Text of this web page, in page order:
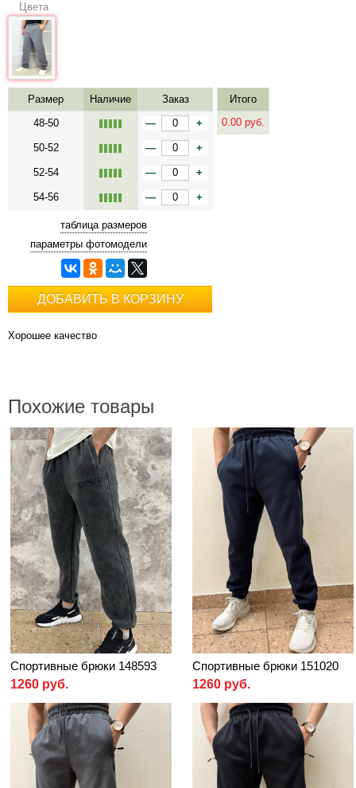
Цвета
Размер Наличие
Заказ
48-50
— +
50-52 — +
52-54 — +
54-56 — +
Итого
0.00 руб.
таблица размеров
параметры фотомодели
ДОБАВИТЬ В КОРЗИНУ
Хорошее качество
Похожие товары
Спортивные брюки 148593
1260 руб.
Спортивные брюки 151020
1260 руб.